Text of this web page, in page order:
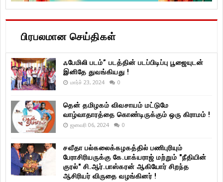
பிரபலமான செய்திகள்
ஃபேமிலி படம்” படத்தின் படப்பிடிப்பு பூஜையுடன்
இனிதே துவங்கியது !
மார்ச் 23, 2024 0
தென் தமிழகம் விவசாயம் மட்டுமே
வாழ்வாதாரத்தை கொண்டிருக்கும் ஒரு கிராமம் !
ஜனவரி 06, 2024 0
சவீதா பல்கலைக்கழகத்தில் பணிபுரியும்
பேராசிரியருக்கு கே.பாக்யராஜ் மற்றும் "நீதியின்
குரல்" சி.ஆர்.பாஸ்கரன் ஆகியோர் சிறந்த
ஆசிரியர் விருதை வழங்கினர் !